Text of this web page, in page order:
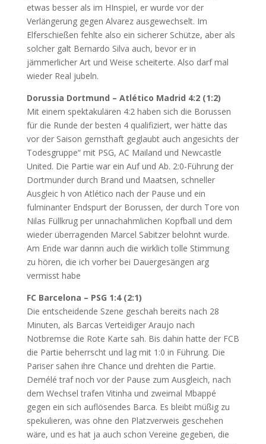
etwas besser als im HInspiel, er wurde vor der
Verlängerung gegen Alvarez ausgewechselt. Im
Elferschießen fehlte also ein sicherer Schütze, aber als
solcher galt Bernardo Silva auch, bevor er in
jämmerlicher Art und Weise scheiterte. Also darf mal
wieder Real jubeln.
Dorussia Dortmund – Atlético Madrid 4:2 (1:2)
Mit einem spektakulären 4:2 haben sich die Borussen
für die Runde der besten 4 qualifiziert, wer hätte das
vor der Saison gernsthaft geglaubt auch angesichts der
Todesgruppe“ mit PSG, AC Mailand und Newcastle
United. Die Partie war ein Auf und Ab. 2:0-Führung der
Dortmunder durch Brand und Maatsen, schneller
Ausgleic h von Atlético nach der Pause und ein
fulminanter Endspurt der Borussen, der durch Tore von
Nilas Füllkrug per unnachahmlichen Kopfball und dem
wieder überragenden Marcel Sabitzer belohnt wurde.
Am Ende war dannn auch die wirklich tolle Stimmung
zu hören, die ich vorher bei Dauergesängen arg
vermisst habe
FC Barcelona – PSG 1:4 (2:1)
Die entscheidende Szene geschah bereits nach 28
Minuten, als Barcas Verteidiger Araujo nach
Notbremse die Rote Karte sah. Bis dahin hatte der FCB
die Partie beherrscht und lag mit 1:0 in Führung. Die
Pariser sahen ihre Chance und drehten die Partie.
Demélé traf noch vor der Pause zum Ausgleich, nach
dem Wechsel trafen Vitinha und zweimal Mbappé
gegen ein sich auflösendes Barca. Es bleibt müßig zu
spekulieren, was ohne den Platzverweis geschehen
wäre, und es hat ja auch schon Vereine gegeben, die